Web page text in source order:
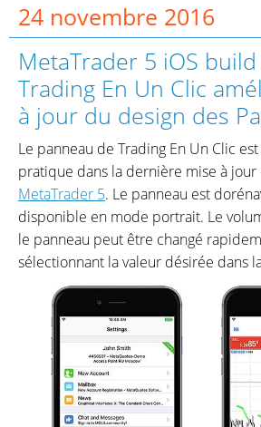
24 novembre 2016
MetaTrader 5 iOS
Trading En Un Clic
à jour du design des
Le panneau de Trading En Un Clic
pratique dans la dernière mise à jour
MetaTrader 5. Le panneau est
disponible en mode portrait. Le
le panneau peut être changé
sélectionnant la valeur désirée dans